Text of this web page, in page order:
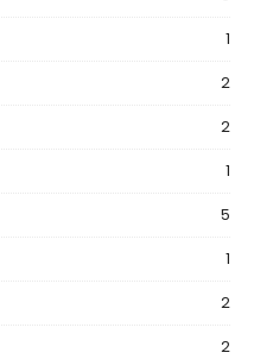
1
2
2
1
5
1
2
2